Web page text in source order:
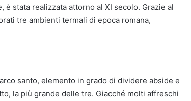
è stata realizzata attorno al XI secolo. Grazie al
tre ambienti termali di epoca romana,
santo, elemento in grado di dividere abside e
la più grande delle tre. Giacché molti affreschi